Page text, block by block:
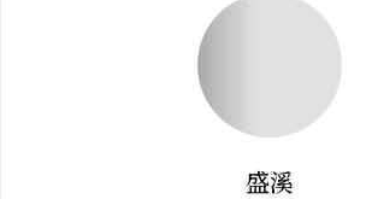
Loading...
盛溪